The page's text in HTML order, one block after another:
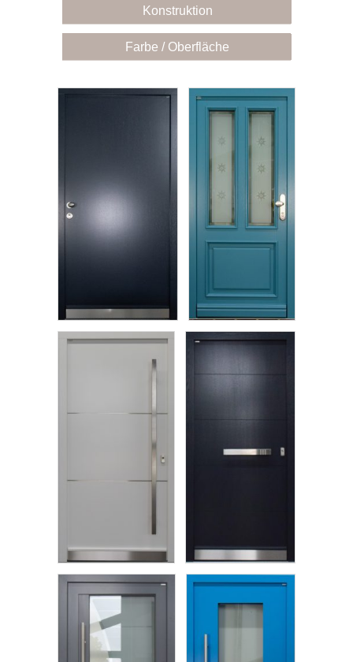
Konstruktion
Farbe / Oberfläche